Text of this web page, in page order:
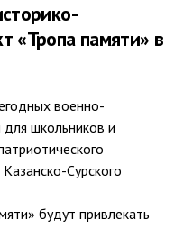
«Тропа памяти» в
военно-
школьников и
Сурского
будут привлекать